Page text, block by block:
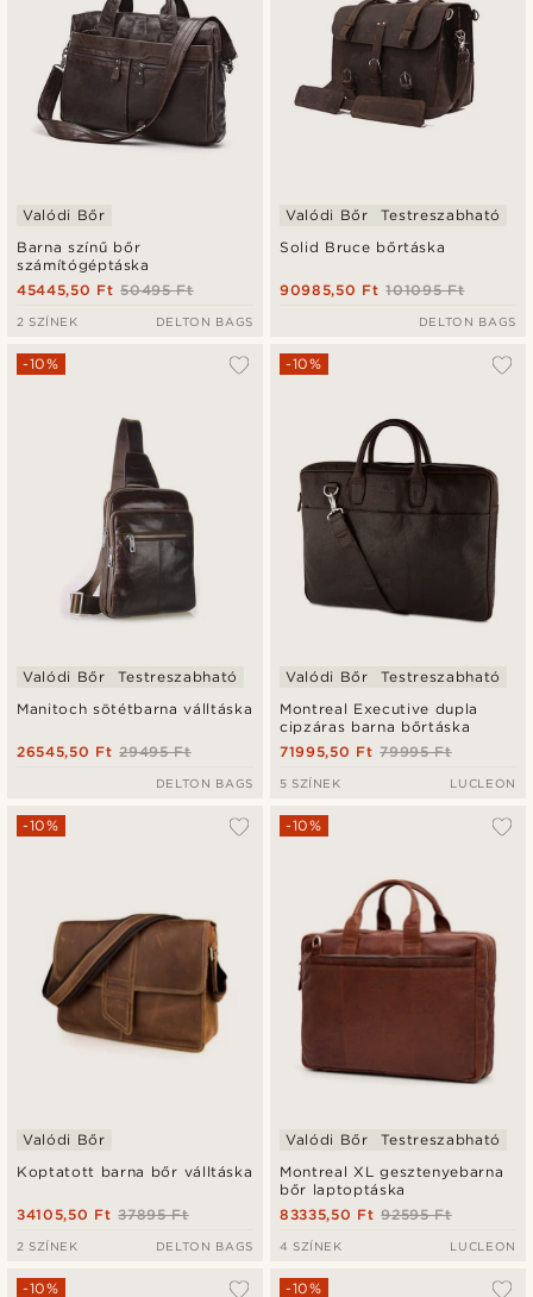
Barna színű bőr
számítógéptáska
Valódi Bőr
50495 Ft
45445,50 Ft
2 SZÍNEK DELTON BAGS
Solid Bruce bőrtáska
Valódi Bőr Testreszabható
101095 Ft
90985,50 Ft
DELTON BAGS
Manitoch sötétbarna válltáska
-10%
Valódi Bőr Testreszabható
29495 Ft
26545,50 Ft
DELTON BAGS
Montreal Executive dupla
cipzáras barna bőrtáska
-10%
Valódi Bőr Testreszabható
79995 Ft
71995,50 Ft
5 SZÍNEK LUCLEON
Koptatott barna bőr válltáska
-10%
Valódi Bőr
37895 Ft
34105,50 Ft
2 SZÍNEK DELTON BAGS
Montreal XL gesztenyebarna
bőr laptoptáska
-10%
Valódi Bőr Testreszabható
92595 Ft
83335,50 Ft
4 SZÍNEK LUCLEON
-10% -10%